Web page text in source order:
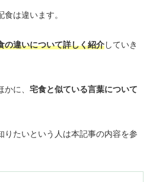
は違います。
の違いについて詳しく紹介していき
に、 宅食と似ている言葉について
りたいという人は本記事の内容を参